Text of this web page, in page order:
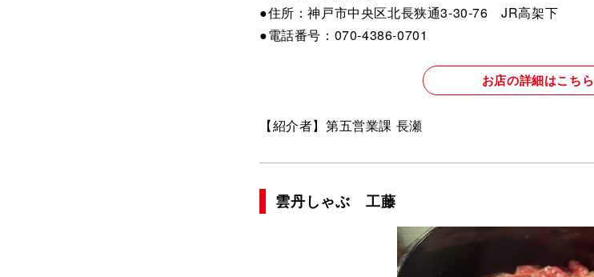
●住所：神戸市中央区北長狭通3-30-76 JR高架下
●電話番号：070-4386-0701
お店の詳細はこちら
【紹介者】第五営業課 長瀬
雲丹しゃぶ 工藤